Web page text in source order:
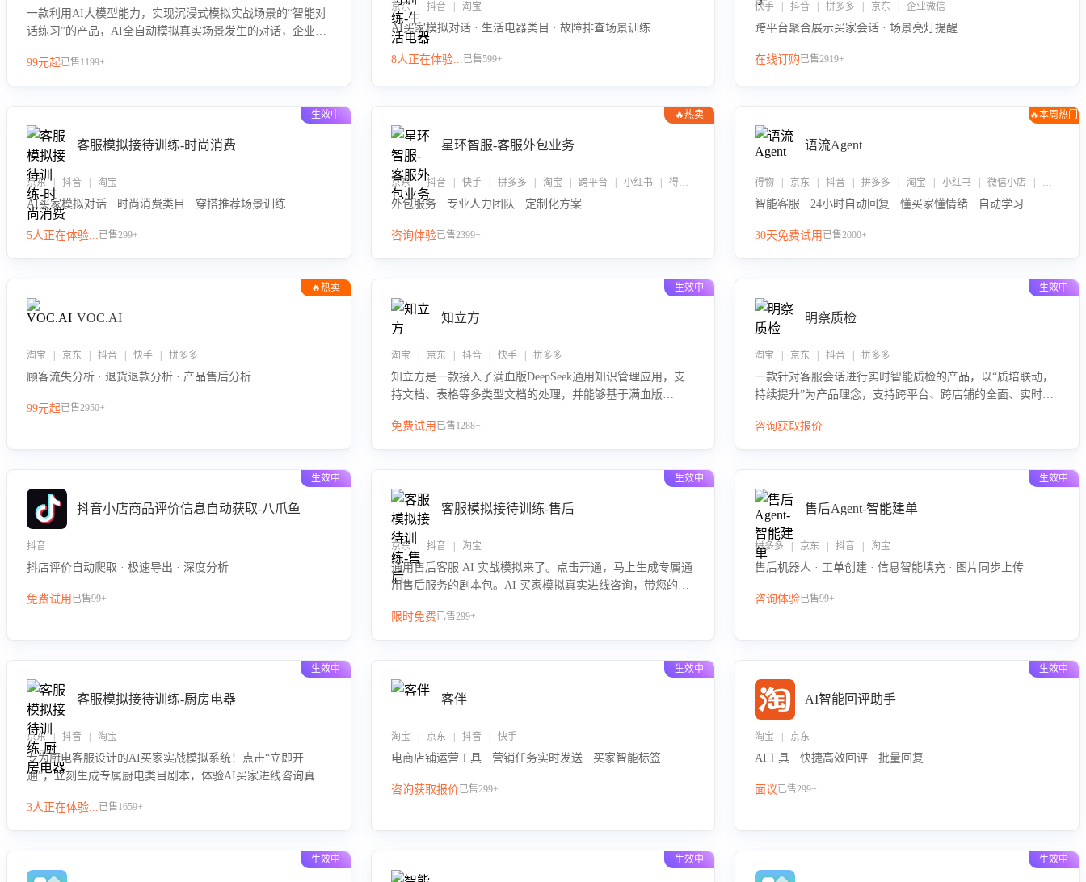
一款利用AI大模型能力，实现沉浸式模拟实战场景的“智能对
话练习”的产品，AI全自动模拟真实场景发生的对话，企业可
力。
99元起已售1199+
京东 | 抖音 | 淘宝
AI买家模拟对话 · 生活电器类目 · 故障排查场景训练
8人正在体验...已售599+
快手 | 抖音 | 拼多多 | 京东 | 企业微信
跨平台聚合展示买家会话 · 场景亮灯提醒
在线订购已售2919+
生效中
客服模拟接待训练-时尚消费
京东 | 抖音 | 淘宝
AI买家模拟对话 · 时尚消费类目 · 穿搭推荐场景训练
5人正在体验...已售299+
🔥热卖
星环智服-客服外包业务
京东 | 抖音 | 快手 | 拼多多 | 淘宝 | 跨平台 | 小红书 | 得物 | 企业微信
外包服务 · 专业人力团队 · 定制化方案
咨询体验已售2399+
🔥本周热门
语流Agent
得物 | 京东 | 抖音 | 拼多多 | 淘宝 | 小红书 | 微信小店 | 快手 | 唯品会
智能客服 · 24小时自动回复 · 懂买家懂情绪 · 自动学习
30天免费试用 已售2000+
🔥热卖
VOC.AI
淘宝 | 京东 | 抖音 | 快手 | 拼多多
顾客流失分析 · 退货退款分析 · 产品售后分析
99元起已售2950+
生效中
知立方
淘宝 | 京东 | 抖音 | 快手 | 拼多多
知立方是一款接入了满血版DeepSeek通用知识管理应用，支
持文档、表格等多类型文档的处理，并能够基于满血版
识支持，帮助用户高效管理和利用知识资源。通过该产品，
免费试用 已售1288+
生效中
明察质检
淘宝 | 京东 | 抖音 | 拼多多
一款针对客服会话进行实时智能质检的产品，以“质培联动，
持续提升”为产品理念，支持跨平台、跨店铺的全面、实时、
团队的销服能力。
咨询获取报价
生效中
抖音小店商品评价信息自动获取-八爪鱼
抖音
抖店评价自动爬取 · 极速导出 · 深度分析
免费试用 已售99+
生效中
客服模拟接待训练-售后
京东 | 抖音 | 淘宝
通用售后客服 AI 实战模拟来了。点击开通，马上生成专属通
用售后服务的剧本包。AI 买家模拟真实进线咨询，带您的客
对要点，轻松提升服务能力。
限时免费已售299+
生效中
售后Agent-智能建单
拼多多 | 京东 | 抖音 | 淘宝
售后机器人 · 工单创建 · 信息智能填充 · 图片同步上传
咨询体验已售99+
生效中
客服模拟接待训练-厨房电器
京东 | 抖音 | 淘宝
专为厨电客服设计的AI买家实战模拟系统！点击“立即开
通”，立刻生成专属厨电类目剧本，体验AI买家进线咨询真实
景应对技巧！
3人正在体验...已售1659+
生效中
客伴
淘宝 | 京东 | 抖音 | 快手
电商店铺运营工具 · 营销任务实时发送 · 买家智能标签
咨询获取报价已售299+
生效中
AI智能回评助手
淘宝 | 京东
AI工具 · 快捷高效回评 · 批量回复
面议已售299+
生效中 生效中 生效中